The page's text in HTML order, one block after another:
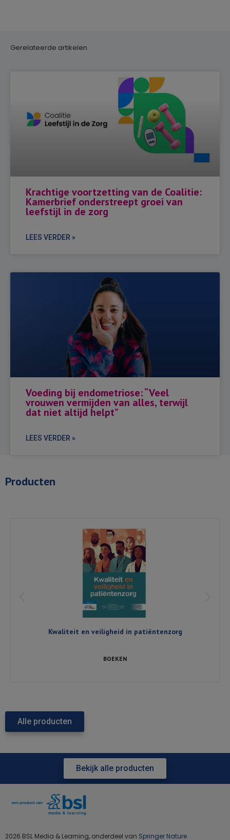
Gerelateerde artikelen
Krachtige voortzetting van de Coalitie:
Kamerbrief onderstreept groei van
leefstijl in de zorg
LEES VERDER »
Voeding bij endometriose: “Veel
vrouwen vermijden van alles, terwijl
dat niet altijd helpt”
LEES VERDER »
Producten
Kwaliteit en veiligheid in patiëntenzorg
BOEKEN
Alle producten
Bekijk alle producten
2026 BSL Media & Learning, onderdeel van Springer Nature